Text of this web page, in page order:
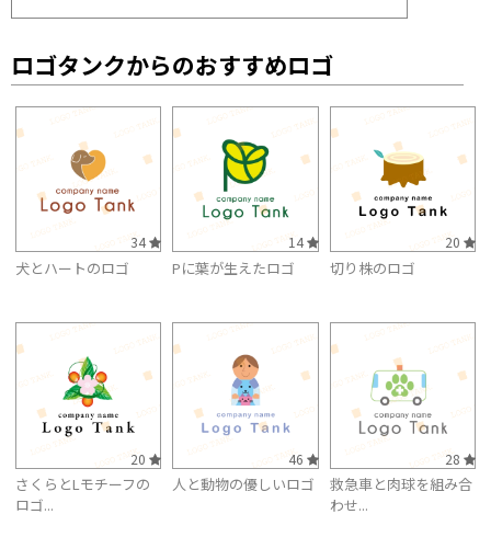
ロゴタンクからのおすすめロゴ
34
犬とハートのロゴ
14
Pに葉が生えたロゴ
20
切り株のロゴ
20
さくらとLモチーフの
ロゴ...
46
人と動物の優しいロゴ
28
救急車と肉球を組み合
わせ...